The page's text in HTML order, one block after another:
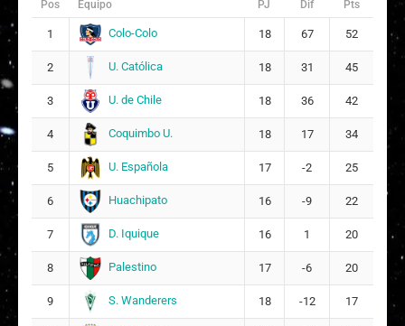
Sub16
S. Morning
Sub16
1 2 Siguiente
Pos Equipo PJ Dif Pts
1 Colo-Colo 18 67 52
2 U. Católica 18 31 45
3 U. de Chile 18 36 42
4 Coquimbo U. 18 17 34
5 U. Española 17 -2 25
6 Huachipato 16 -9 22
7 D. Iquique 16 1 20
8 Palestino 17 -6 20
9 S. Wanderers 18 -12 17